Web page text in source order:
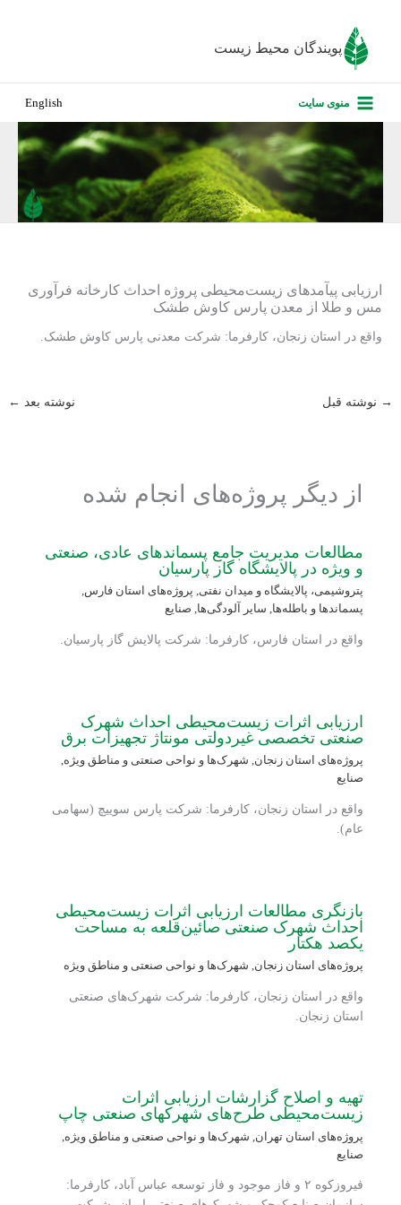
پویندگان محیط زیست
منوی سایت English
ارزیابی پیآمدهای زیست‌محیطی پروژه احداث کارخانه فرآوری
مس و طلا از معدن پارس کاوش طشک
واقع در استان زنجان، کارفرما: شرکت معدنی پارس کاوش طشک.
→ نوشته قبل نوشته بعد ←
از دیگر پروژه‌های انجام شده
مطالعات مدیریت جامع پسماندهای عادی، صنعتی
و ویژه در پالایشگاه گاز پارسیان
پتروشیمی، پالایشگاه و میدان نفتی, پروژه‌های استان فارس,
پسماندها و باطله‌ها, سایر آلودگی‌ها, صنایع
واقع در استان فارس، کارفرما: شرکت پالایش گاز پارسیان.
ارزیابی اثرات زیست‌محیطی احداث شهرک
صنعتی تخصصی غیردولتی مونتاژ تجهیزات برق
پروژه‌های استان زنجان, شهرک‌ها و نواحی صنعتی و مناطق ویژه,
صنایع
واقع در استان زنجان، کارفرما: شرکت پارس سوییچ (سهامی
عام).
بازنگری مطالعات ارزیابی اثرات زیست‌محیطی
احداث شهرک صنعتی صائین‌قلعه به مساحت
یکصد هکتار
پروژه‌های استان زنجان, شهرک‌ها و نواحی صنعتی و مناطق ویژه
واقع در استان زنجان، کارفرما: شرکت شهرک‌های صنعتی
استان زنجان.
تهیه و اصلاح گزارشات ارزیابی اثرات
زیست‌محیطی طرح‌‏های شهرکهای صنعتی چاپ
پروژه‌های استان تهران شهرک‌ها و نواحی صنعتی و مناطق ویژه
صنایع
فیروزکوه ۲ و فاز موجود و فاز توسعه عباس آباد، کارفرما:
درباره ما
پروژه‌های
تماس با ما